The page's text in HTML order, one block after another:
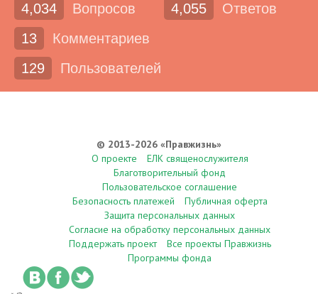
4,034 Вопросов 4,055
Ответов
13
Комментариев
129
Пользователей
© 2013-2026 «Правжизнь»
О проекте
ЕЛК священослужителя
Благотворительный фонд
Пользовательское соглашение
Безопасность платежей
Публичная оферта
Защита персональных данных
Согласие на обработку персональных данных
Поддержать проект
Все проекты Правжизнь
Программы фонда